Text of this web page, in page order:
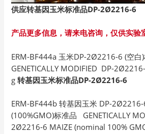
供应转基因玉米标准品DP-2Ø2216-6
产品更多信息，请来电咨询，仅供实验
ERM-BF444a 玉米DP-2Ø2216-6 (空
GENETICALLY MODIFIED DP-
g转基因玉米标准品DP-2Ø2216-6
ERM-BF444b 转基因玉米 DP-
(100%GMO)标准品 GENETICALLY
2Ø2216-6 MAIZE (nominal 100%